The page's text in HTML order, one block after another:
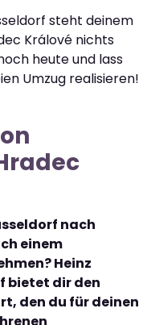
steht deinem
Králové nichts
heute und lass
Umzug realisieren!
nach
einem
Heinz
bietet dir den
den du für deinen